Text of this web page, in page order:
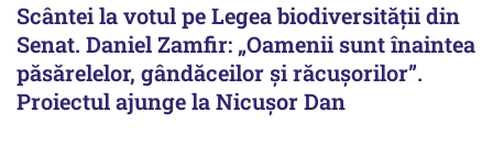
Scântei la votul pe Legea biodiversității din
Senat. Daniel Zamfir: „Oamenii sunt înaintea
păsărelelor, gândăceilor și răcușorilor”.
Proiectul ajunge la Nicușor Dan